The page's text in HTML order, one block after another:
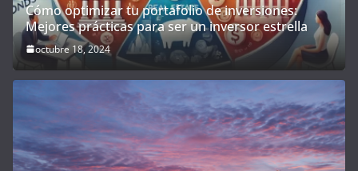
Cómo optimizar tu portafolio de inversiones:
Mejores prácticas para ser un inversor estrella
octubre 18, 2024